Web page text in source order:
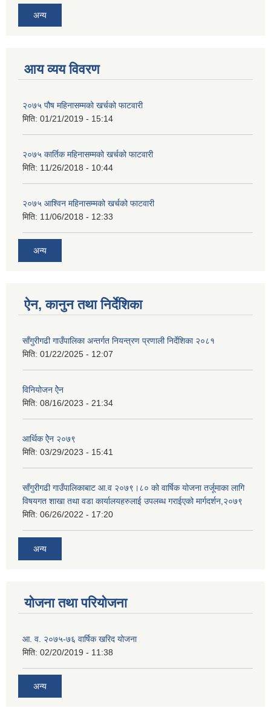
अन्य
आय व्यय विवरण
२०७५ पौष महिनासम्मको खर्चको फाटवारी
मिति: 01/21/2019 - 15:14
२०७५ कार्तिक महिनासम्मको खर्चको फाटवारी
मिति: 11/26/2018 - 10:44
२०७५ आश्विन महिनासम्मको खर्चको फाटवारी
मिति: 11/06/2018 - 12:33
अन्य
ऐन, कानुन तथा निर्देशिका
साँगुरीगढी गाउँपालिका अन्तर्गत नियन्त्रण प्रणाली निर्देशिका २०८१
मिति: 01/22/2025 - 12:07
विनियोजन ऐेन
मिति: 08/16/2023 - 21:34
आर्थिक ऐेन २०७९
मिति: 03/29/2023 - 15:41
साँगुरीगढी गाउँपालिकाबाट आ.व २०७९।८० को वार्षिक योजना तर्जूमाका लागि
विषयगत शाखा तथा वडा कार्यालयहरुलाई उपलब्ध गराईएको मार्गदर्शन,२०७९
मिति: 06/26/2022 - 17:20
अन्य
योजना तथा परियोजना
आ. व. २०७५-७६ वार्षिक खरिद योजना
मिति: 02/20/2019 - 11:38
अन्य